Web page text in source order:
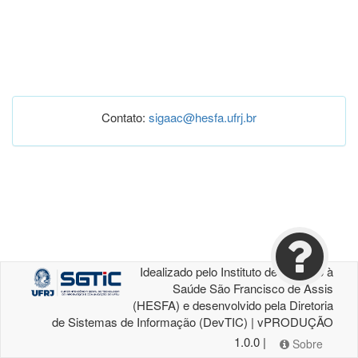
Contato: sigaac@hesfa.ufrj.br
Idealizado pelo Instituto de Atenção à
Saúde São Francisco de Assis
(HESFA) e desenvolvido pela Diretoria
de Sistemas de Informação (DevTIC) | vPRODUÇÃO
1.0.0 |
Sobre